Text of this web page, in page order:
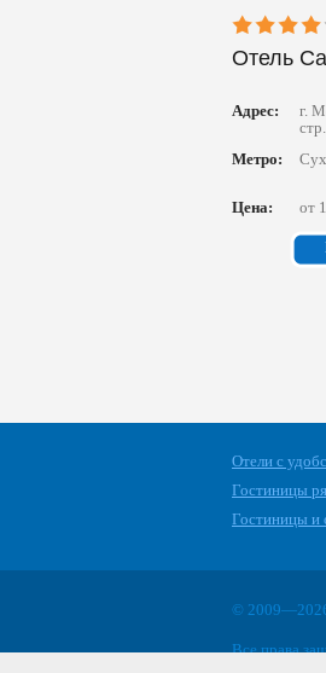
Отель
Адрес:
г.
Метро:
Цена: от
Отели с
Гостиницы
Гостиницы и
©
Все права